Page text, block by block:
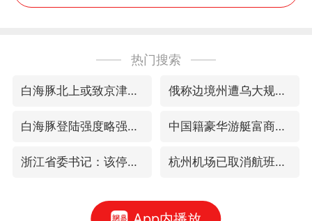
热门搜索
白海豚北上或致京津冀暴雨 俄称边境州遭乌大规模袭击已致13伤
白海豚登陆强度略强于巴威 中国籍豪华游艇富商之子在泰国被杀
浙江省委书记：该停下的坚决停下来 杭州机场已取消航班388架次